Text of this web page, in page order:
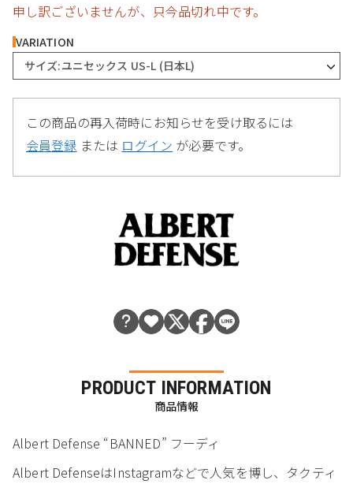
申し訳ございませんが、只今品切れ中です。
VARIATION
サイズ:ユニセックス US-L (日本L)
この商品の再入荷時にお知らせを受け取るには
会員登録 または ログイン が必要です。
PRODUCT INFORMATION
商品情報
Albert Defense “BANNED” フーディ
Albert DefenseはInstagramなどで人気を博し、タクティ